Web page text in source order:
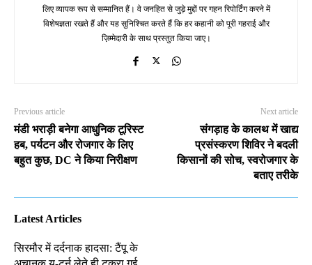
लिए व्यापक रूप से सम्मानित हैं। वे जनहित से जुड़े मुद्दों पर गहन रिपोर्टिंग करने में
विशेषज्ञता रखते हैं और यह सुनिश्चित करते हैं कि हर कहानी को पूरी गहराई और
ज़िम्मेदारी के साथ प्रस्तुत किया जाए।
Previous article
मंडी भराड़ी बनेगा आधुनिक टूरिस्ट
हब, पर्यटन और रोजगार के लिए
बहुत कुछ, DC ने किया निरीक्षण
Next article
संगड़ाह के कालथ में खाद्य
प्रसंस्करण शिविर ने बदली
किसानों की सोच, स्वरोजगार के
बताए तरीके
Latest Articles
सिरमौर में दर्दनाक हादसा: टैंपू के